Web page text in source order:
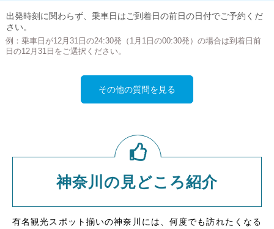
出発時刻に関わらず、乗車日はご到着日の前日の日付でご予約くだ
さい。
例：乗車日が12月31日の24:30発（1月1日の00:30発）の場合は到着日前
日の12月31日をご選択ください。
その他の質問を見る
神奈川の見どころ紹介
有名観光スポット揃いの神奈川には、何度でも訪れたくなる